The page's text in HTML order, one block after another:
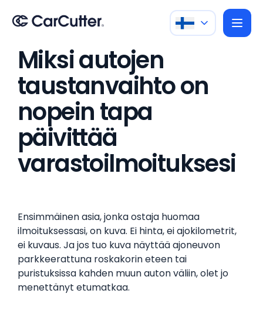
Miksi autojen
taustanvaihto on
nopein tapa
päivittää
varastoilmoituksesi
Ensimmäinen asia, jonka ostaja huomaa
ilmoituksessasi, on kuva. Ei hinta, ei ajokilometrit,
ei kuvaus. Ja jos tuo kuva näyttää ajoneuvon
parkkeerattuna roskakorin eteen tai
puristuksissa kahden muun auton väliin, olet jo
menettänyt etumatkaa.